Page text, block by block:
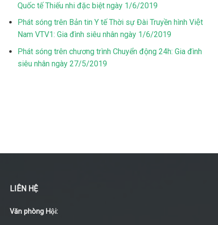
Quốc tế Thiếu nhi đặc biệt ngày 1/6/2019
Phát sóng trên Bản tin Y tế Thời sự Đài Truyền hình Việt
Nam VTV1: Gia đình siêu nhân ngày 1/6/2019
Phát sóng trên chương trình Chuyển động 24h: Gia đình
siêu nhân ngày 27/5/2019
LIÊN HỆ
Văn phòng Hội: